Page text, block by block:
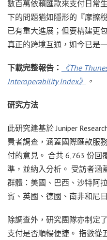
數百萬依賴匯款來支付日常
下的問題猶如隱形的『摩擦
已有重大進展；但要構建更
真正的跨境互通，如今已是
下載完整報告：
《The
Interoperability Index》
。
研究方法
此研究建基於 Juniper
費者調查，涵蓋國際匯款服
付的意見。 合共 6,763 份回
準，並納入分析。 受訪者涵
群體：美國、巴西、沙特阿
賓、英國、德國、南非和尼
除調查外，研究團隊亦制定
支付是否順暢便捷。 指數從